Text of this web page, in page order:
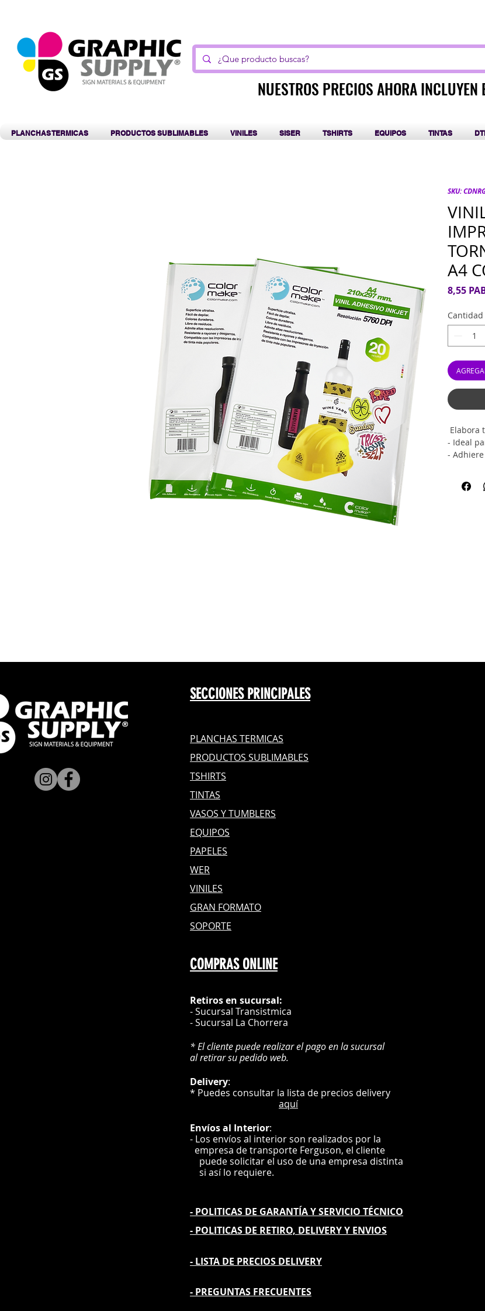
NUESTROS PRECIOS AHORA INCLUYEN
NUESTROS PRECIOS AHORA INCLUYEN
PLANCHAS TERMICAS PRODUCTOS SUBLIMABLES VINILES SISER TSHIRTS EQUIPOS TINTAS
SKU:
A4
8,55
Cantidad
Elabora
- Ideal
-
- Vinil
brillante..
SECCIONES PRINCIPALES
PLANCHAS TERMICAS
PRODUCTOS SUBLIMABLES
TSHIRTS
TINTAS
VASOS Y TUMBLERS
EQUIPOS
PAPELES
WER
VINILES
GRAN FORMATO
SOPORTE
COMPRAS ONLINE
Retiros en sucursal:
- Sucursal Transistmica
- Sucursal La Chorrera
* El cliente puede realizar el pago en la sucursal
al retirar su pedido web.
Delivery:
* Puedes consultar la lista de precios delivery
aquí
Envíosal Interior:
- Los envíos al interior son realizados por la
empresa de transporte Ferguson, el cliente
puede solicitar el uso de una empresa distinta
si así lo requiere.
- POLITICAS DE GARANTÍAY SERVICIO TÉCNICO
- POLITICAS DE RETIRO, DELIVERY Y ENVIOS
- LISTA DE PRECIOS DELIVERY
- PREGUNTAS FRECUENTES